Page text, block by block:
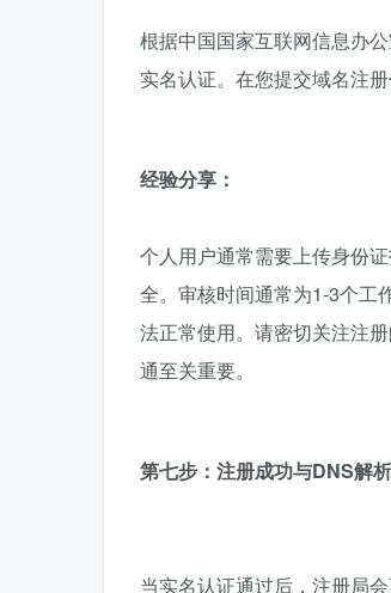
根据中国国家互联网信息办
实名认证。在您提交域名注
经验分享：
个人用户通常需要上传身份
全。审核时间通常为1-3个工
法正常使用。请密切关注注
通至关重要。
第七步：注册成功与DNS解
当实名认证通过后，注册局